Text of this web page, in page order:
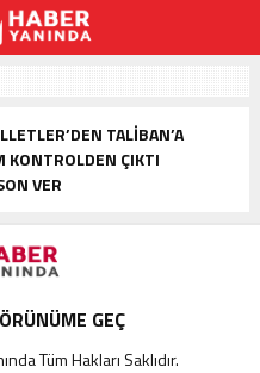
TALIBAN’A
KONTROLDEN ÇIKTI
VER
GEÇ
Tüm Hakları Saklıdır.